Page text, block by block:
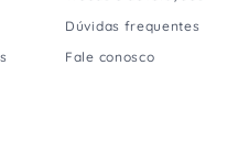
Dúvidas frequentes
Fale conosco